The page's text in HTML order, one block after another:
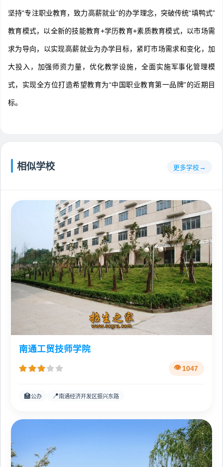
坚持“专注职业教育，致力高薪就业”的办学理念，突破传统“填鸭式”
教育模式，以全新的技能教育+学历教育+素质教育模式，以市场需
求为导向，以实现高薪就业为办学目标，紧盯市场需求和变化，加
大投入，加强师资力量，优化教学设施，全面实施军事化管理模
式，实现全方位打造希望教育为“中国职业教育第一品牌”的近期目
标。
相似学校 更多学校
南通工贸技师学院
1047
🏫公办 📍南通经济开发区振兴东路